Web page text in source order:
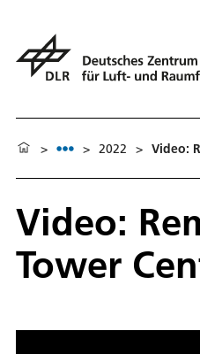
> > 2022 > Video:
Video:
Tower